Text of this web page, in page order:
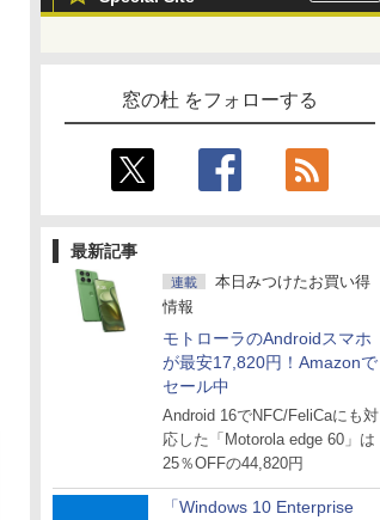
窓の杜 をフォローする
最新記事
連載
本日みつけたお買い得
情報
モトローラのAndroidスマホ
が最安17,820円！Amazonで
セール中
Android 16でNFC/FeliCaにも対
応した「Motorola edge 60」は
25％OFFの44,820円
「Windows 10 Enterprise